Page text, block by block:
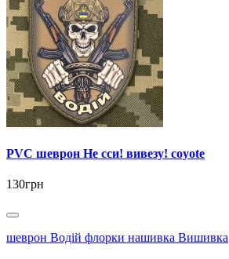
PVC шеврон Не сси! вивезу! coyote
130грн
шеврон Водій флорки нашивка Вишивка